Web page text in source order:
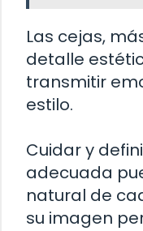
Las cejas,
detalle
transmitir
estilo.
Cuidar y
adecuada
natural de
su imagen